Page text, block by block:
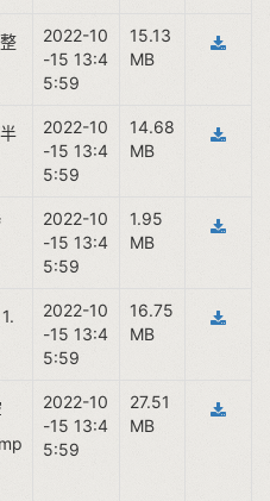
2022-10
-15 13:4
5:59
15.13
MB
2022-10
-15 13:4
5:59
14.68
MB
2022-10
-15 13:4
5:59
1.95
MB
2022-10
-15 13:4
5:59
16.75
MB
2022-10
-15 13:4
5:59
27.51
MB